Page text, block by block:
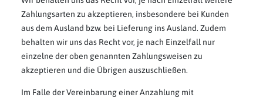
Zahlungsarten zu akzeptieren, insbesondere bei Kunden
aus dem Ausland bzw. bei Lieferung ins Ausland. Zudem
behalten wir uns das Recht vor, je nach Einzelfall nur
einzelne der oben genannten Zahlungsweisen zu
akzeptieren und die Übrigen auszuschließen.
Im Falle der Vereinbarung einer Anzahlung mit